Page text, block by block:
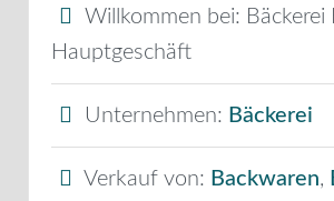
Willkommen bei: Bäckerei
Hauptgeschäft
Unternehmen: Bäckerei
Verkauf von: Backwaren,